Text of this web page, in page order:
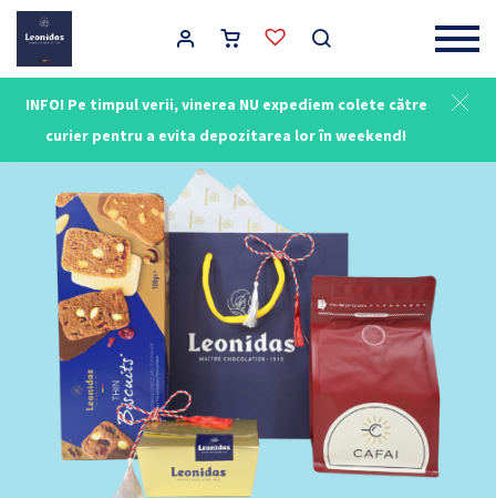
INFO! Pe timpul verii, vinerea NU expediem colete către
curier pentru a evita depozitarea lor în weekend!
Main Navigation